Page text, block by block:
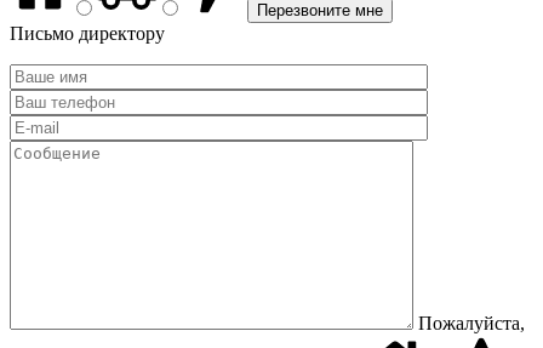
Письмо директору
Пожалуйста,